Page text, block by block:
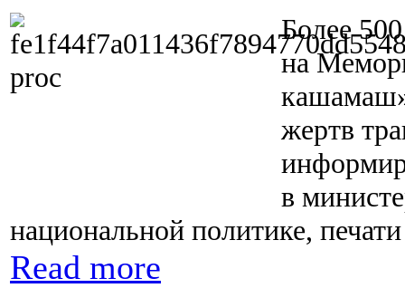
Более
на
жертв
в
национальной политике,
Read more